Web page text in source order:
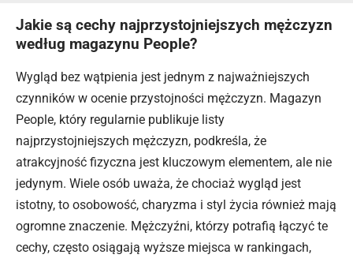
Jakie są cechy najprzystojniejszych mężczyzn
według magazynu People?
Wygląd bez wątpienia jest jednym z najważniejszych
czynników w ocenie przystojności mężczyzn. Magazyn
People, który regularnie publikuje listy
najprzystojniejszych mężczyzn, podkreśla, że
atrakcyjność fizyczna jest kluczowym elementem, ale nie
jedynym. Wiele osób uważa, że chociaż wygląd jest
istotny, to osobowość, charyzma i styl życia również mają
ogromne znaczenie. Mężczyźni, którzy potrafią łączyć te
cechy, często osiągają wyższe miejsca w rankingach,